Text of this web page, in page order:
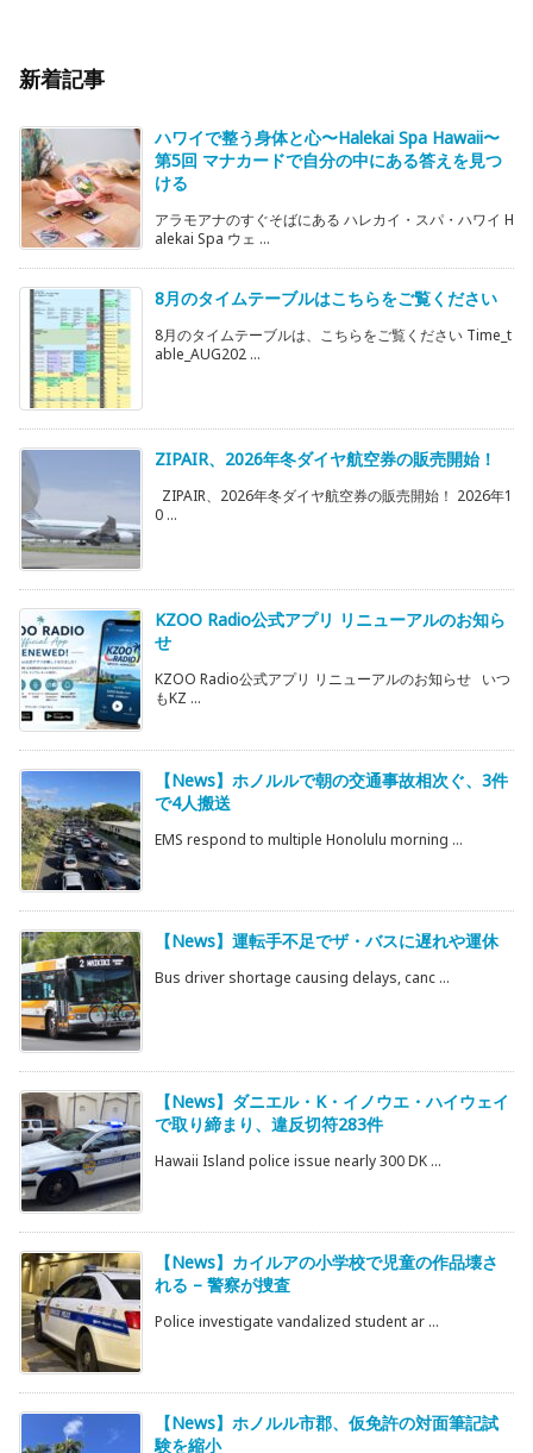
新着記事
ハワイで整う身体と心〜Halekai Spa Hawaii〜
第5回 マナカードで自分の中にある答えを見つ
ける
アラモアナのすぐそばにある ハレカイ・スパ・ハワイ H
alekai Spa ウェ ...
8月のタイムテーブルはこちらをご覧ください
8月のタイムテーブルは、こちらをご覧ください Time_t
able_AUG202 ...
ZIPAIR、2026年冬ダイヤ航空券の販売開始！
ZIPAIR、2026年冬ダイヤ航空券の販売開始！ 2026年1
0 ...
KZOO Radio公式アプリ リニューアルのお知ら
せ
KZOO Radio公式アプリ リニューアルのお知らせ いつ
もKZ ...
【News】ホノルルで朝の交通事故相次ぐ、3件
で4人搬送
EMS respond to multiple Honolulu morning ...
【News】運転手不足でザ・バスに遅れや運休
Bus driver shortage causing delays, canc ...
【News】ダニエル・K・イノウエ・ハイウェイ
で取り締まり、違反切符283件
Hawaii Island police issue nearly 300 DK ...
【News】カイルアの小学校で児童の作品壊さ
れる – 警察が捜査
Police investigate vandalized student ar ...
【News】ホノルル市郡、仮免許の対面筆記試
験を縮小